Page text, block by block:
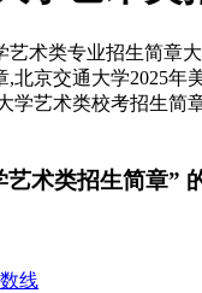
艺术类专业招生简章
,北京交通大学2025年
学艺术类校考招生简
术类招生简章”
线